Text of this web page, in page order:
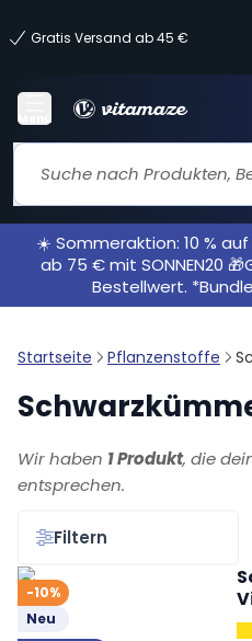
Gratis Versand ab 45 €
Menü
☀️ Sommeraktion: 10 % auf
ab 75 € mit SONNEN20
Bestellwert.
Startseite Pflanzenstoffe
Wir haben 1 Produkt, die
entsprechen.
Filtern
-10%
Neu